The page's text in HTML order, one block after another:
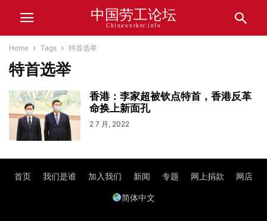
中国劳工论坛
Chinaworker.info
Home Tags 特首选举
特首选举
香港：李家超被钦点特首，香港反革
命换上新面孔
2 7 月, 2022
首页 我们是谁 加入我们 新闻 专题 网上捐款 网店
简体中文